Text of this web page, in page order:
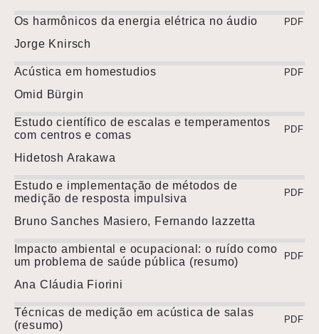
Os harmônicos da energia elétrica no áudio PDF
Jorge Knirsch
Acústica em homestudios PDF
Omid Bürgin
Estudo científico de escalas e temperamentos
com centros e comas
PDF
Hidetosh Arakawa
Estudo e implementação de métodos de
medição de resposta impulsiva
PDF
Bruno Sanches Masiero, Fernando Iazzetta
Impacto ambiental e ocupacional: o ruído como
um problema de saúde pública (resumo)
PDF
Ana Cláudia Fiorini
Técnicas de medição em acústica de salas
(resumo)
PDF